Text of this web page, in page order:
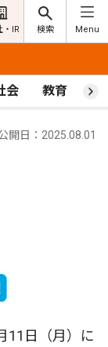
・IR 検索 Menu
会 教育 ス
開日：2025.08.01
11日（月）に